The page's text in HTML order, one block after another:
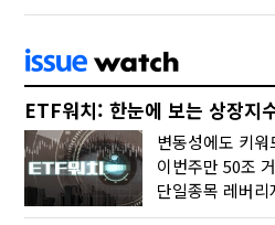
ETF워치: 한눈에 보는 상장지
단일종목 레버